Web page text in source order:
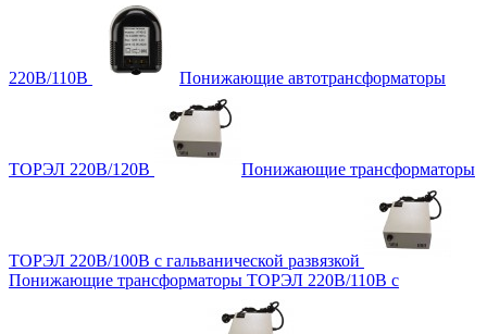
220В/110В Понижающие автотрансформаторы
ТОРЭЛ 220В/120В Понижающие трансформаторы
ТОРЭЛ 220В/100В с гальванической развязкой
Понижающие трансформаторы ТОРЭЛ 220В/110В с